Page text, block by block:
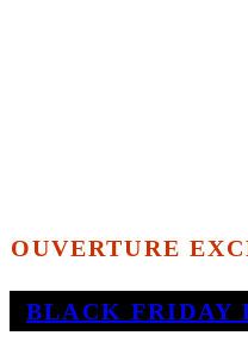
OUVERTURE
BLACK FRIDAY